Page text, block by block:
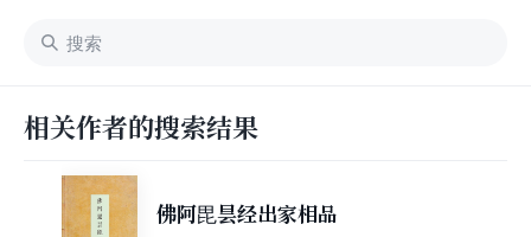
相关作者的搜索结果
佛阿毘昙经出家相品